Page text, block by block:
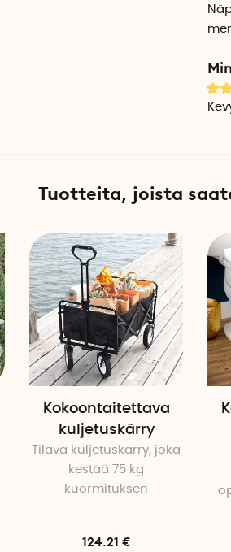
Tuotteita, joista
Kokoontaitettava
kuljetuskärry
Tilava kuljetuskärry, joka
kestää 75 kg
kuormituksen
124.21 €